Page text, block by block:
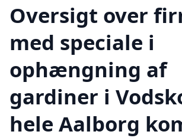
Oversigt over
med speciale i
ophængning af
gardiner i
hele Aalborg